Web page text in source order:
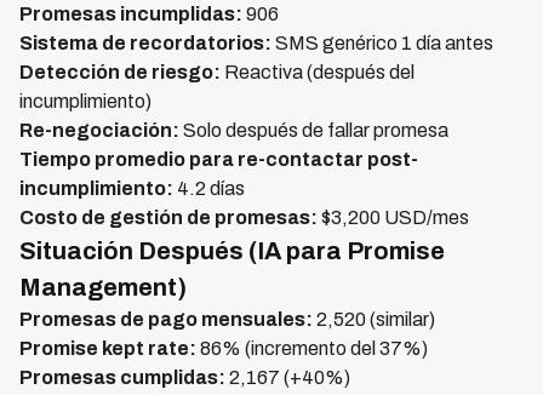
Promesas incumplidas: 906
Sistema de recordatorios: SMS genérico 1 día antes
Detección de riesgo: Reactiva (después del
incumplimiento)
Re-negociación: Solo después de fallar promesa
Tiempo promedio para re-contactar post-
incumplimiento: 4.2 días
Costo de gestión de promesas: $3,200 USD/mes
Situación Después (IA para Promise
Management)
Promesas de pago mensuales: 2,520 (similar)
Promise kept rate: 86% (incremento del 37%)
Promesas cumplidas: 2,167 (+40%)